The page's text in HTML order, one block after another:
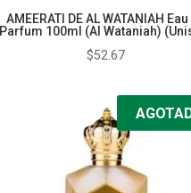
AMEERATI DE AL WATANIAH
Parfum 100ml (Al Wataniah)
$52.67